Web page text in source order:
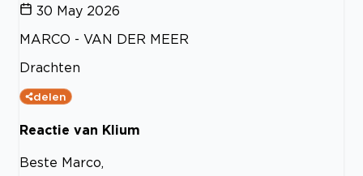
30 May 2026
MARCO - VAN DER MEER
Drachten
delen
Reactie van Klium
Beste Marco,